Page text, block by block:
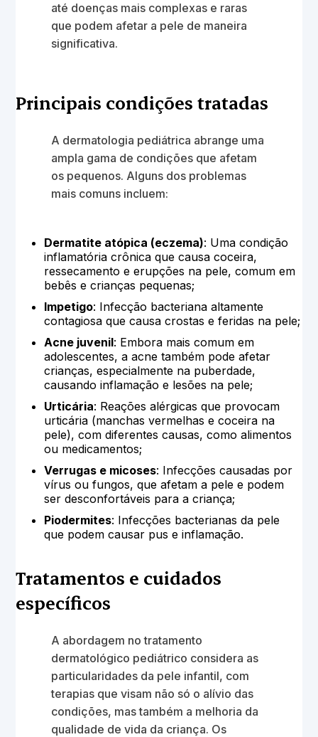
até doenças mais complexas e raras
que podem afetar a pele de maneira
significativa.
Principais condições tratadas
A dermatologia pediátrica abrange uma
ampla gama de condições que afetam
os pequenos. Alguns dos problemas
mais comuns incluem:
Dermatite atópica (eczema): Uma condição
inflamatória crônica que causa coceira,
ressecamento e erupções na pele, comum em
bebês e crianças pequenas;
Impetigo: Infecção bacteriana altamente
contagiosa que causa crostas e feridas na pele;
Acne juvenil: Embora mais comum em
adolescentes, a acne também pode afetar
crianças, especialmente na puberdade,
causando inflamação e lesões na pele;
Urticária: Reações alérgicas que provocam
urticária (manchas vermelhas e coceira na
pele), com diferentes causas, como alimentos
ou medicamentos;
Verrugas e micoses: Infecções causadas por
vírus ou fungos, que afetam a pele e podem
ser desconfortáveis para a criança;
Piodermites: Infecções bacterianas da pele
que podem causar pus e inflamação.
Tratamentos e cuidados
específicos
A abordagem no tratamento
dermatológico pediátrico considera as
particularidades da pele infantil, com
terapias que visam não só o alívio das
condições, mas também a melhoria da
qualidade de vida da criança. Os